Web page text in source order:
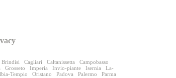
Brindisi Cagliari Caltanissetta
Campobasso
Grosseto Imperia Invio-piante Isernia
La-
Tempio Oristano Padova Palermo
Parma